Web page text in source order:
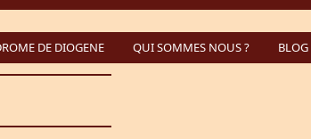
DE DIOGENE QUI SOMMES NOUS ? BLOG